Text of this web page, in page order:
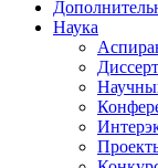
Наука